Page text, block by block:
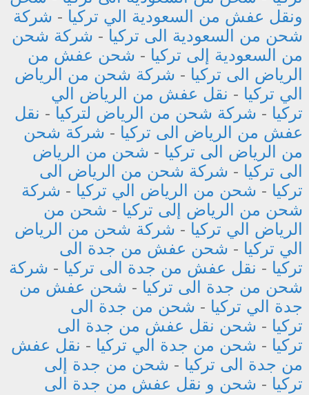
ونقل عفش من السعودية الي تركيا - شركة
شحن من السعودية الى تركيا - شركة شحن
من السعودية إلى تركيا - شحن عفش من
الرياض الى تركيا - شركة شحن من الرياض
الي تركيا - نقل عفش من الرياض الي
تركيا - شركة شحن من الرياض لتركيا - نقل
عفش من الرياض الى تركيا - شركة شحن
من الرياض الى تركيا - شحن من الرياض
الى تركيا - شركة شحن من الرياض الى
تركيا - شحن من الرياض الي تركيا - شركة
شحن من الرياض إلى تركيا - شحن من
الرياض الي تركيا - شركة شحن من الرياض
الي تركيا - شحن عفش من جدة الى
تركيا - نقل عفش من جدة الى تركيا - شركة
شحن من جدة الى تركيا - شحن عفش من
جدة الي تركيا - شحن من جدة الى
تركيا - شحن نقل عفش من جدة الى
تركيا - شحن من جدة الي تركيا - نقل عفش
من جدة الى تركيا - شحن من جدة إلى
تركيا - شحن و نقل عفش من جدة الى